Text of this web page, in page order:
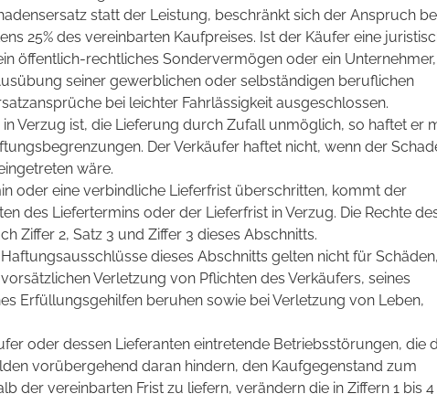
statt der Leistung, beschränkt sich der Anspruch
25% des vereinbarten Kaufpreises. Ist der Käufer eine
öffentlich-rechtliches Sondervermögen oder ein
seiner gewerblichen oder selbständigen beruflichen
bei leichter Fahrlässigkeit ausgeschlossen.
Verzug ist, die Lieferung durch Zufall unmöglich, so haftet er
Der Verkäufer haftet nicht, wenn der
wäre.
oder eine verbindliche Lieferfrist überschritten, kommt der
des Liefertermins oder der Lieferfrist in Verzug. Die Rechte
Ziffer 2, Satz 3 und Ziffer 3 dieses Abschnitts.
dieses Abschnitts gelten nicht für
Verletzung von Pflichten des Verkäufers, seines
Erfüllungsgehilfen beruhen sowie bei Verletzung von Leben,
oder dessen Lieferanten eintretende Betriebsstörungen, die
vorübergehend daran hindern, den Kaufgegenstand zum
der vereinbarten Frist zu liefern, verändern die in Ziffern 1 bis 4